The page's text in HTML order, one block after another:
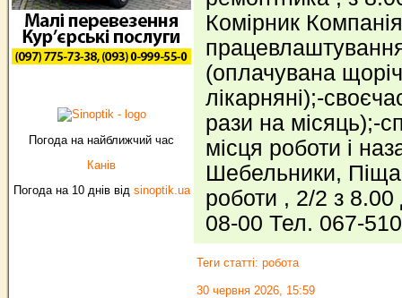
Погода на найближчий час
Канів
Погода на 10 днів від sinoptik.ua
Комірник
(оплачувана
лiкарнянi);-
рази на мiсяць);-
місця роботи і
Шебельники,
роботи , 2/2 з
08-00 Тел. 067-
Теги статті: робота
30 червня 2026, 15:59